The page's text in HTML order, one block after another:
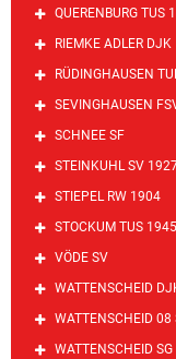
QUERENBURG TUS
RIEMKE ADLER DJK
RÜDINGHAUSEN
SEVINGHAUSEN
SCHNEE SF
STEINKUHL SV
STIEPEL RW 1904
STOCKUM TUS 1945
VÖDE SV
WATTENSCHEID
WATTENSCHEID 08
WATTENSCHEID SG